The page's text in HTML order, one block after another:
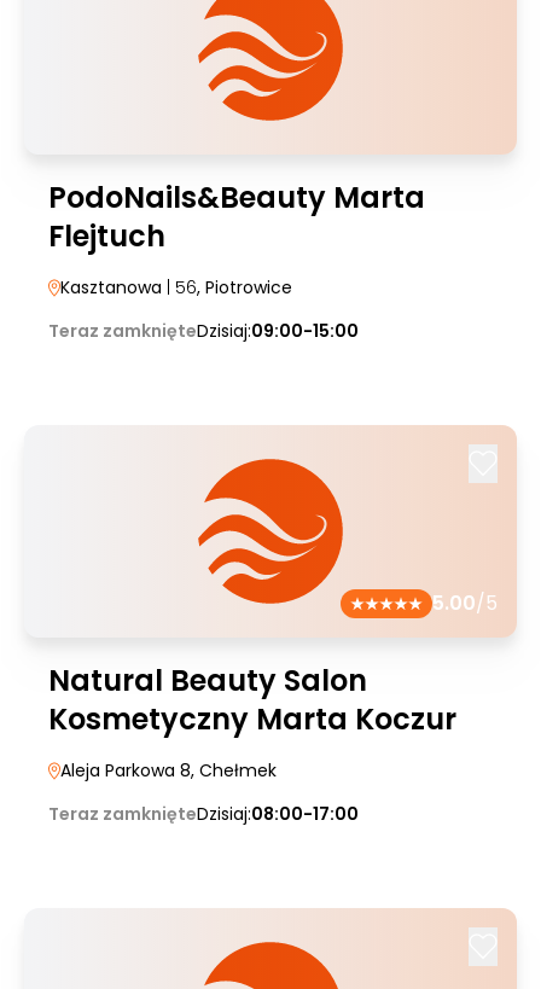
PodoNails&Beauty Marta
Flejtuch
Kasztanowa | 56, Piotrowice
Teraz zamknięteDzisiaj:09:00-15:00
5.00/5
Natural Beauty Salon
Kosmetyczny Marta Koczur
Aleja Parkowa 8, Chełmek
Teraz zamknięteDzisiaj:08:00-17:00